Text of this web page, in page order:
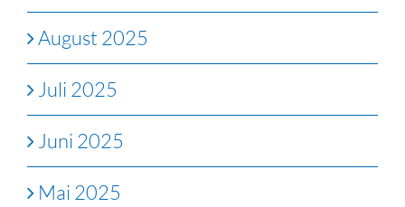
August 2025
Juli 2025
Juni 2025
Mai 2025